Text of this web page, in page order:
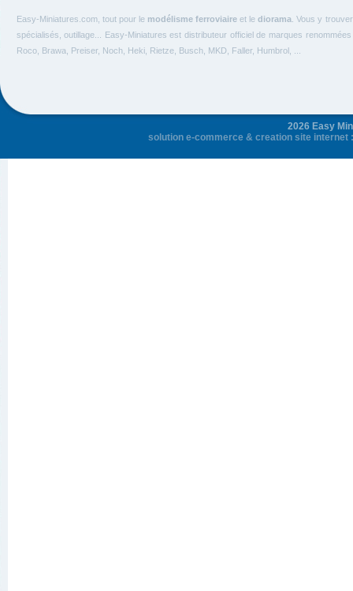
Easy-Miniatures.com, tout pour le modélisme ferroviaireet lediorama . Vous y
spécialisés, outillage... Easy-Miniatures est distributeur officiel de marques
Roco, Brawa, Preiser, Noch, Heki, Rietze, Busch, MKD, Faller, Humbrol, ...
2026 Easy
solution e-commerce & creation site internet